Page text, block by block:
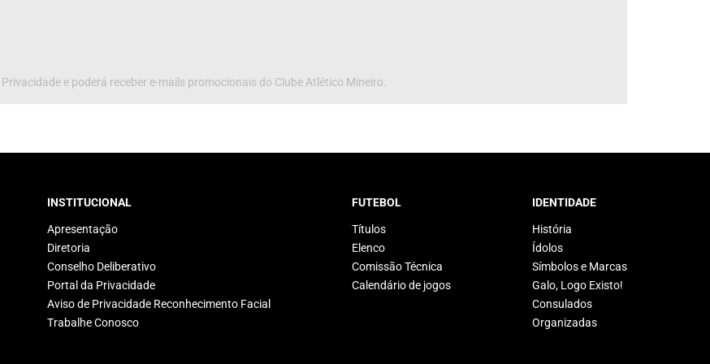
e poderá receber e-mails promocionais do Clube Atlético Mineiro.
INSTITUCIONAL
Apresentação
Diretoria
Conselho Deliberativo
Portal da Privacidade
Aviso de Privacidade Reconhecimento Facial
Trabalhe Conosco
FUTEBOL
Títulos
Elenco
Comissão Técnica
Calendário de jogos
IDENTIDADE
História
Ídolos
Símbolos e Marcas
Galo, Logo Existo!
Consulados
Organizadas